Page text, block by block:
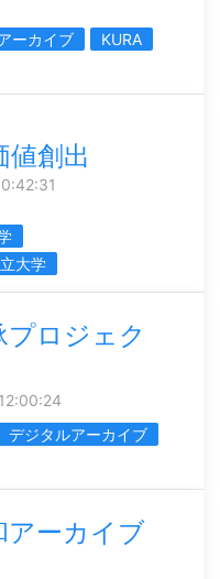
ーカイブ
KURA
値創出
大学
プロジェク
デジタルアーカイブ
アーカイブ